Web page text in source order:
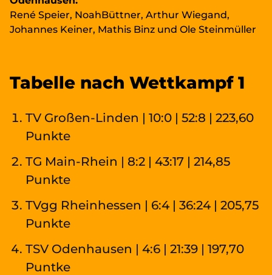
René Speier, NoahBüttner, Arthur Wiegand,
Johannes Keiner, Mathis Binz und Ole Steinmüller
Tabelle nach Wettkampf 1
TV Großen-Linden | 10:0 | 52:8 | 223,60
Punkte
TG Main-Rhein | 8:2 | 43:17 | 214,85
Punkte
TVgg Rheinhessen | 6:4 | 36:24 | 205,75
Punkte
TSV Odenhausen | 4:6 | 21:39 | 197,70
Puntke